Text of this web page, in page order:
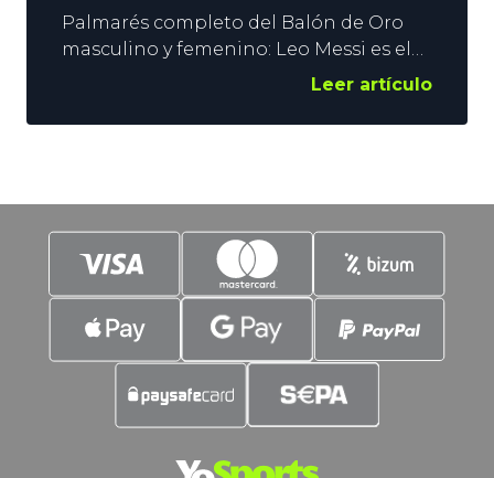
Palmarés completo del Balón de Oro
masculino y femenino: Leo Messi es el
Leer artículo